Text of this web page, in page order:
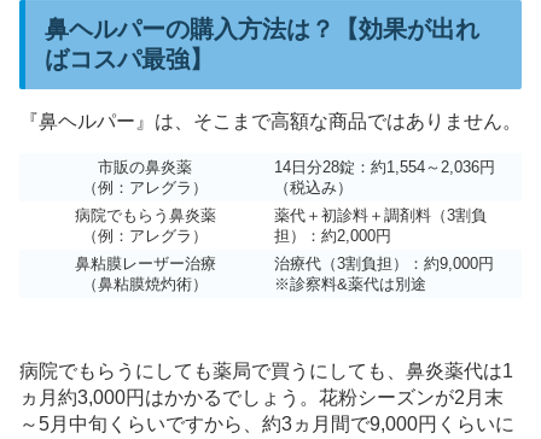
鼻ヘルパーの購入方法は？【効果が出れ
ばコスパ最強】
『鼻ヘルパー』は、そこまで高額な商品ではありません。
市販の鼻炎薬
（例：アレグラ）
14日分28錠：約1,554～2,036円
（税込み）
病院でもらう鼻炎薬
（例：アレグラ）
薬代＋初診料＋調剤料（3割負
担）：約2,000円
鼻粘膜レーザー治療
（鼻粘膜焼灼術）
治療代（3割負担）：約9,000円
※診察料&薬代は別途
病院でもらうにしても薬局で買うにしても、鼻炎薬代は1
ヵ月約3,000円はかかるでしょう。花粉シーズンが2月末
～5月中旬くらいですから、約3ヵ月間で9,000円くらいに